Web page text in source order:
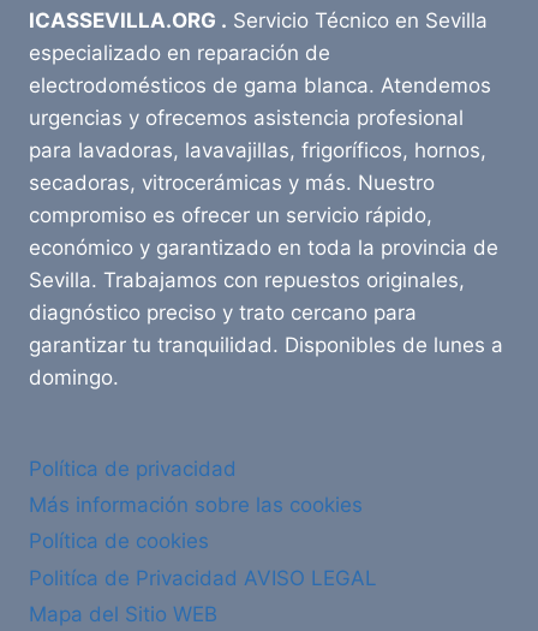
ICASSEVILLA.ORG . Servicio Técnico en Sevilla
especializado en reparación de
electrodomésticos de gama blanca. Atendemos
urgencias y ofrecemos asistencia profesional
para lavadoras, lavavajillas, frigoríficos, hornos,
secadoras, vitrocerámicas y más. Nuestro
compromiso es ofrecer un servicio rápido,
económico y garantizado en toda la provincia de
Sevilla. Trabajamos con repuestos originales,
diagnóstico preciso y trato cercano para
garantizar tu tranquilidad. Disponibles de lunes a
domingo.
Política de privacidad
Más información sobre las cookies
Política de cookies
Politíca de Privacidad AVISO LEGAL
Mapa del Sitio WEB